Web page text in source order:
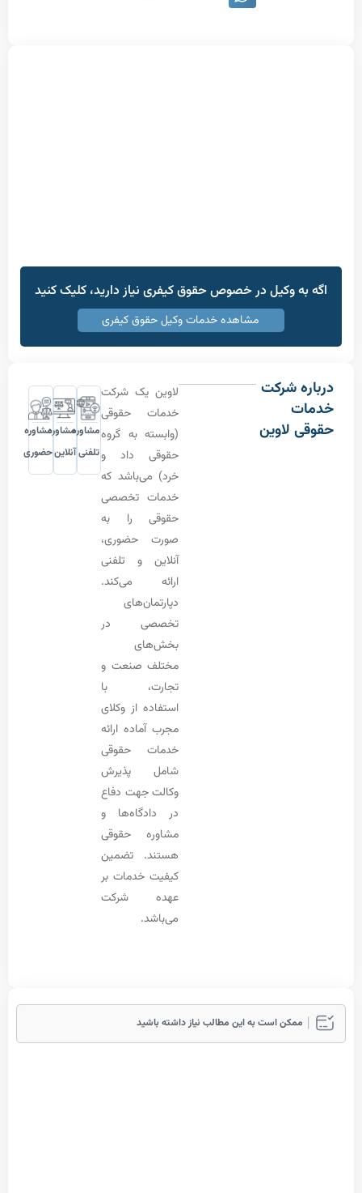
وکیل در خصوص حقوق کیفری نیاز دارید، کلیک کنید
مشاهده خدمات وکیل حقوق کیفری
شرکت
لاوین
لاوین یک شرکت
خدمات حقوقی
(وابسته به گروه
حقوقی داد و
خرد) می‌باشد که
خدمات تخصصی
حقوقی را به
صورت حضوری،
آنلاین و تلفنی
ارائه می‌کند.
تخصصی در
مختلف صنعت و
تجارت، با
استفاده از وکلای
مجرب آماده ارائه
خدمات حقوقی
شامل پذیرش
وکالت جهت دفاع
در دادگاه‌ها و
مشاوره حقوقی
هستند. تضمین
کیفیت خدمات بر
عهده شرکت
مشاوره
تلفنی
مشاوره
آنلاین
مشاوره
حضوری
است به این مطالب نیاز داشته باشید